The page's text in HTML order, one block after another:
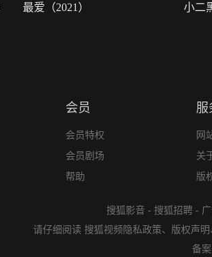
最爱（2021） 小二
会员
会员特权
会员剧场
帮助
服
网
关
版
搜狐影音 - 搜狐招聘 -
请仔细阅读 搜狐视频隐私政策、 版权声明
备案